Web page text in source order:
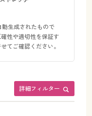
生成されたもので
性や適切性を保証す
てご確認ください。
詳細フィルター